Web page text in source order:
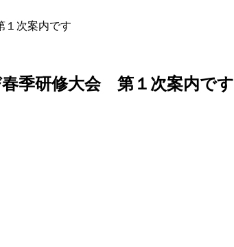
１次案内です
春季研修大会 第１次案内です